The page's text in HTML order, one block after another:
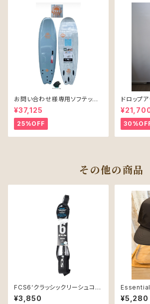
お問い合わせ様専用ソフテック
SALLY シャリー 6’6 ソフトボー
ド 61L
¥37,125
25%OFF
ドロップア
PRO
その他の商品
FCS6‘クラッシックリーシュコー
ド6mm
¥3,850
p Black/
¥5,280